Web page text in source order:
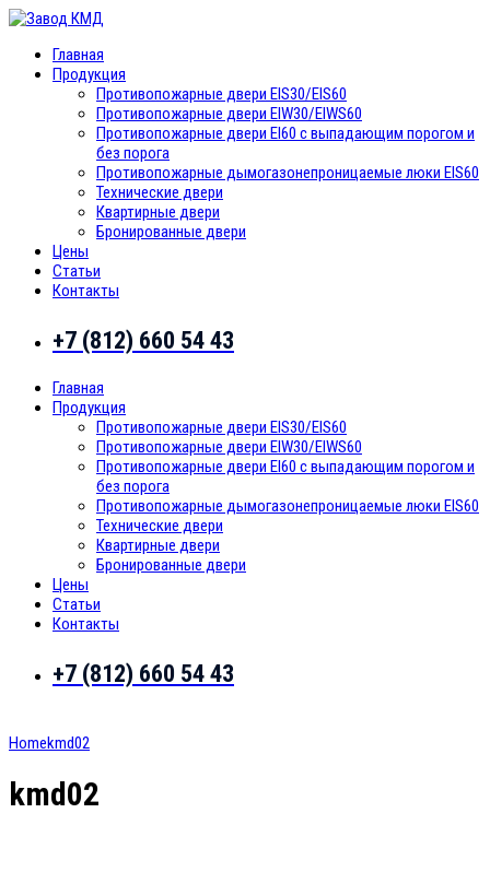
Главная
Продукция
Противопожарные двери EIS30/EIS60
Противопожарные двери EIW30/EIWS60
Противопожарные двери EI60 с выпадающим порогом и
без порога
Противопожарные дымогазонепроницаемые люки EIS60
Технические двери
Квартирные двери
Бронированные двери
Цены
Статьи
Контакты
+7 (812) 660 54 43
Главная
Продукция
Противопожарные двери EIS30/EIS60
Противопожарные двери EIW30/EIWS60
Противопожарные двери EI60 с выпадающим порогом и
без порога
Противопожарные дымогазонепроницаемые люки EIS60
Технические двери
Квартирные двери
Бронированные двери
Цены
Статьи
Контакты
+7 (812) 660 54 43
Homekmd02
kmd02